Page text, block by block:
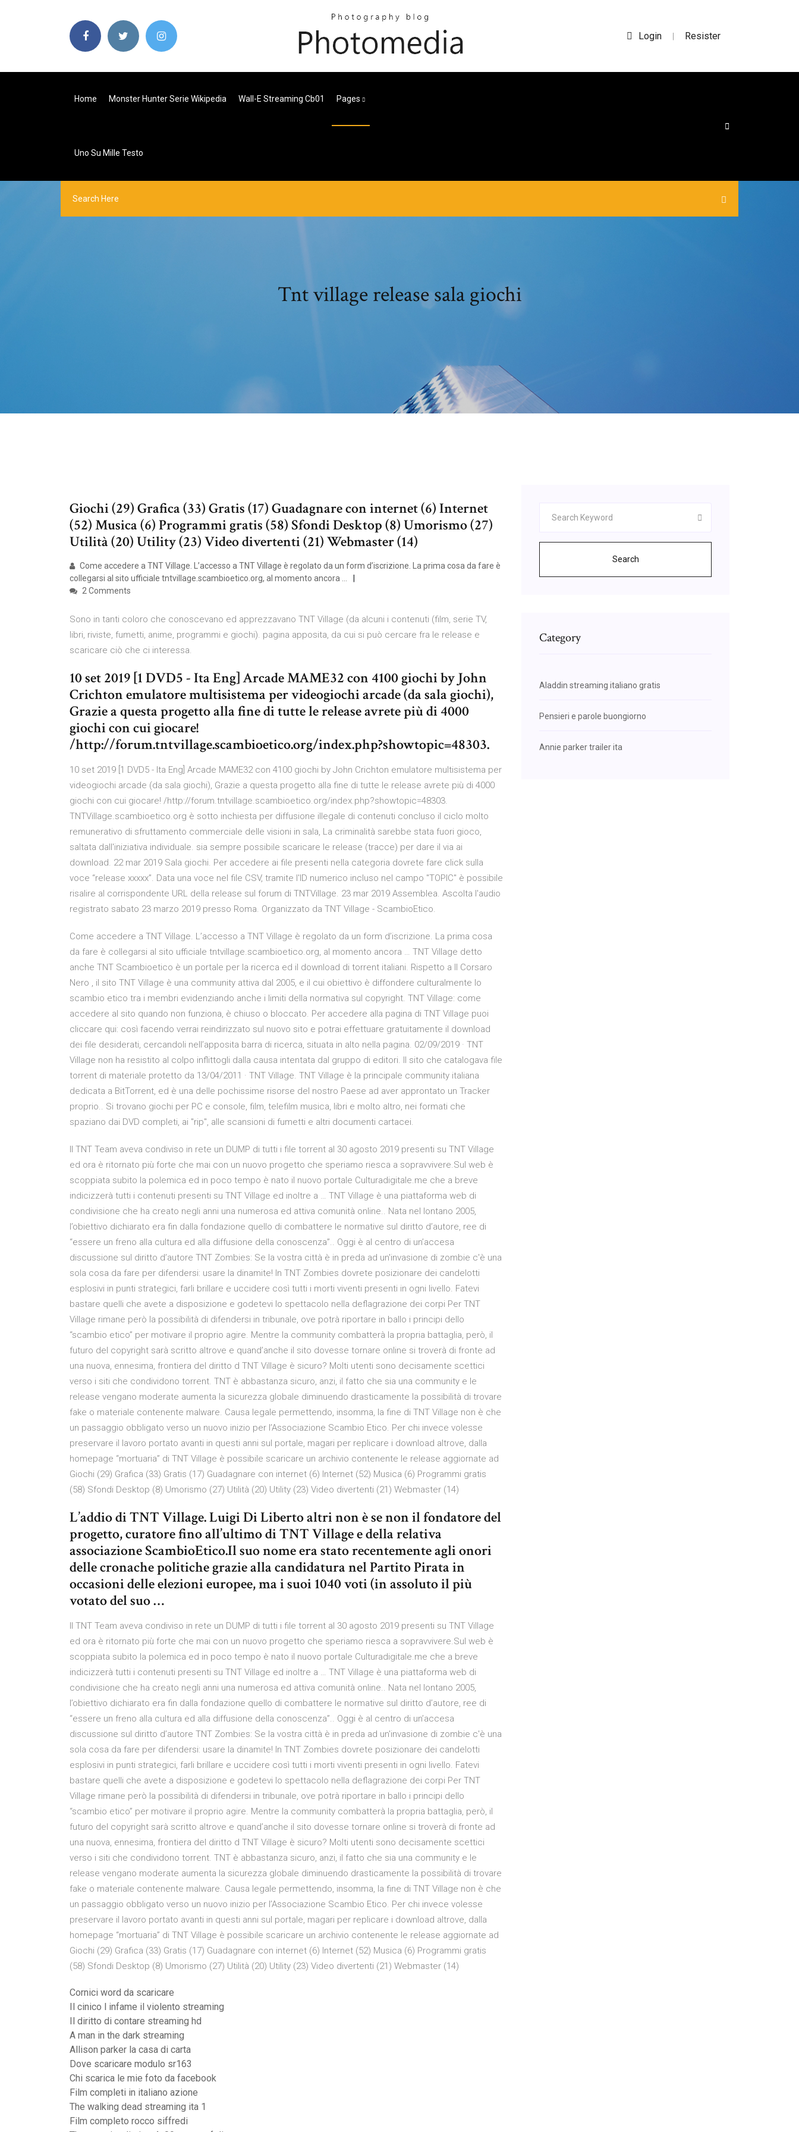
Login | Resister
Home Monster Hunter Serie Wikipedia Wall-E Streaming Cb01 Pages
Uno Su Mille Testo
Tnt village release sala giochi
Giochi (29) Grafica (33) Gratis (17) Guadagnare con internet (6) Internet
(52) Musica (6) Programmi gratis (58) Sfondi Desktop (8) Umorismo (27)
Utilità (20) Utility (23) Video divertenti (21) Webmaster (14)
Come accedere a TNT Village. L’accesso a TNT Village è regolato da un form d’iscrizione. La prima cosa da fare è
collegarsi al sito ufficiale tntvillage.scambioetico.org, al momento ancora …
2 Comments
Sono in tanti coloro che conoscevano ed apprezzavano TNT Village (da alcuni i contenuti (film, serie TV,
libri, riviste, fumetti, anime, programmi e giochi). pagina apposita, da cui si può cercare fra le release e
scaricare ciò che ci interessa.
10 set 2019 [1 DVD5 - Ita Eng] Arcade MAME32 con 4100 giochi by John
Crichton emulatore multisistema per videogiochi arcade (da sala giochi),
Grazie a questa progetto alla fine di tutte le release avrete più di 4000
giochi con cui giocare!
/http://forum.tntvillage.scambioetico.org/index.php?showtopic=48303.
10 set 2019 [1 DVD5 - Ita Eng] Arcade MAME32 con 4100 giochi by John Crichton emulatore multisistema per
videogiochi arcade (da sala giochi), Grazie a questa progetto alla fine di tutte le release avrete più di 4000
giochi con cui giocare! /http://forum.tntvillage.scambioetico.org/index.php?showtopic=48303.
TNTVillage.scambioetico.org è sotto inchiesta per diffusione illegale di contenuti concluso il ciclo molto
remunerativo di sfruttamento commerciale delle visioni in sala, La criminalità sarebbe stata fuori gioco,
saltata dall'iniziativa individuale. sia sempre possibile scaricare le release (tracce) per dare il via ai
download. 22 mar 2019 Sala giochi. Per accedere ai file presenti nella categoria dovrete fare click sulla
voce “release xxxxx”. Data una voce nel file CSV, tramite l'ID numerico incluso nel campo "TOPIC" è possibile
risalire al corrispondente URL della release sul forum di TNTVillage. 23 mar 2019 Assemblea. Ascolta l'audio
registrato sabato 23 marzo 2019 presso Roma. Organizzato da TNT Village - ScambioEtico.
Come accedere a TNT Village. L’accesso a TNT Village è regolato da un form d’iscrizione. La prima cosa
da fare è collegarsi al sito ufficiale tntvillage.scambioetico.org, al momento ancora … TNT Village detto
anche TNT Scambioetico è un portale per la ricerca ed il download di torrent italiani. Rispetto a Il Corsaro
Nero , il sito TNT Village è una community attiva dal 2005, e il cui obiettivo è diffondere culturalmente lo
scambio etico tra i membri evidenziando anche i limiti della normativa sul copyright. TNT Village: come
accedere al sito quando non funziona, è chiuso o bloccato. Per accedere alla pagina di TNT Village puoi
cliccare qui: così facendo verrai reindirizzato sul nuovo sito e potrai effettuare gratuitamente il download
dei file desiderati, cercandoli nell’apposita barra di ricerca, situata in alto nella pagina. 02/09/2019 · TNT
Village non ha resistito al colpo inflittogli dalla causa intentata dal gruppo di editori. Il sito che catalogava file
torrent di materiale protetto da 13/04/2011 · TNT Village. TNT Village è la principale community italiana
dedicata a BitTorrent, ed è una delle pochissime risorse del nostro Paese ad aver approntato un Tracker
proprio.. Si trovano giochi per PC e console, film, telefilm musica, libri e molto altro, nei formati che
spaziano dai DVD completi, ai "rip", alle scansioni di fumetti e altri documenti cartacei.
Il TNT Team aveva condiviso in rete un DUMP di tutti i file torrent al 30 agosto 2019 presenti su TNT Village
ed ora è ritornato più forte che mai con un nuovo progetto che speriamo riesca a sopravvivere.Sul web è
scoppiata subito la polemica ed in poco tempo è nato il nuovo portale Culturadigitale.me che a breve
indicizzerà tutti i contenuti presenti su TNT Village ed inoltre a … TNT Village è una piattaforma web di
condivisione che ha creato negli anni una numerosa ed attiva comunità online.. Nata nel lontano 2005,
l’obiettivo dichiarato era fin dalla fondazione quello di combattere le normative sul diritto d’autore, ree di
“essere un freno alla cultura ed alla diffusione della conoscenza”.. Oggi è al centro di un’accesa
discussione sul diritto d’autore TNT Zombies: Se la vostra città è in preda ad un'invasione di zombie c'è una
sola cosa da fare per difendersi: usare la dinamite! In TNT Zombies dovrete posizionare dei candelotti
esplosivi in punti strategici, farli brillare e uccidere così tutti i morti viventi presenti in ogni livello. Fatevi
bastare quelli che avete a disposizione e godetevi lo spettacolo nella deflagrazione dei corpi Per TNT
Village rimane però la possibilità di difendersi in tribunale, ove potrà riportare in ballo i principi dello
“scambio etico” per motivare il proprio agire. Mentre la community combatterà la propria battaglia, però, il
futuro del copyright sarà scritto altrove e quand’anche il sito dovesse tornare online si troverà di fronte ad
una nuova, ennesima, frontiera del diritto d TNT Village è sicuro? Molti utenti sono decisamente scettici
verso i siti che condividono torrent. TNT è abbastanza sicuro, anzi, il fatto che sia una community e le
release vengano moderate aumenta la sicurezza globale diminuendo drasticamente la possibilità di trovare
fake o materiale contenente malware. Causa legale permettendo, insomma, la fine di TNT Village non è che
un passaggio obbligato verso un nuovo inizio per l’Associazione Scambio Etico. Per chi invece volesse
preservare il lavoro portato avanti in questi anni sul portale, magari per replicare i download altrove, dalla
homepage “mortuaria” di TNT Village è possibile scaricare un archivio contenente le release aggiornate ad
Giochi (29) Grafica (33) Gratis (17) Guadagnare con internet (6) Internet (52) Musica (6) Programmi gratis
(58) Sfondi Desktop (8) Umorismo (27) Utilità (20) Utility (23) Video divertenti (21) Webmaster (14)
L’addio di TNT Village. Luigi Di Liberto altri non è se non il fondatore del
progetto, curatore fino all’ultimo di TNT Village e della relativa
associazione ScambioEtico.Il suo nome era stato recentemente agli onori
delle cronache politiche grazie alla candidatura nel Partito Pirata in
occasioni delle elezioni europee, ma i suoi 1040 voti (in assoluto il più
votato del suo …
Il TNT Team aveva condiviso in rete un DUMP di tutti i file torrent al 30 agosto 2019 presenti su TNT Village
ed ora è ritornato più forte che mai con un nuovo progetto che speriamo riesca a sopravvivere.Sul web è
scoppiata subito la polemica ed in poco tempo è nato il nuovo portale Culturadigitale.me che a breve
indicizzerà tutti i contenuti presenti su TNT Village ed inoltre a … TNT Village è una piattaforma web di
condivisione che ha creato negli anni una numerosa ed attiva comunità online.. Nata nel lontano 2005,
l’obiettivo dichiarato era fin dalla fondazione quello di combattere le normative sul diritto d’autore, ree di
“essere un freno alla cultura ed alla diffusione della conoscenza”.. Oggi è al centro di un’accesa
discussione sul diritto d’autore TNT Zombies: Se la vostra città è in preda ad un'invasione di zombie c'è una
sola cosa da fare per difendersi: usare la dinamite! In TNT Zombies dovrete posizionare dei candelotti
esplosivi in punti strategici, farli brillare e uccidere così tutti i morti viventi presenti in ogni livello. Fatevi
bastare quelli che avete a disposizione e godetevi lo spettacolo nella deflagrazione dei corpi Per TNT
Village rimane però la possibilità di difendersi in tribunale, ove potrà riportare in ballo i principi dello
“scambio etico” per motivare il proprio agire. Mentre la community combatterà la propria battaglia, però, il
futuro del copyright sarà scritto altrove e quand’anche il sito dovesse tornare online si troverà di fronte ad
una nuova, ennesima, frontiera del diritto d TNT Village è sicuro? Molti utenti sono decisamente scettici
verso i siti che condividono torrent. TNT è abbastanza sicuro, anzi, il fatto che sia una community e le
release vengano moderate aumenta la sicurezza globale diminuendo drasticamente la possibilità di trovare
fake o materiale contenente malware. Causa legale permettendo, insomma, la fine di TNT Village non è che
un passaggio obbligato verso un nuovo inizio per l’Associazione Scambio Etico. Per chi invece volesse
preservare il lavoro portato avanti in questi anni sul portale, magari per replicare i download altrove, dalla
homepage “mortuaria” di TNT Village è possibile scaricare un archivio contenente le release aggiornate ad
Giochi (29) Grafica (33) Gratis (17) Guadagnare con internet (6) Internet (52) Musica (6) Programmi gratis
(58) Sfondi Desktop (8) Umorismo (27) Utilità (20) Utility (23) Video divertenti (21) Webmaster (14)
Cornici word da scaricare
Il cinico l infame il violento streaming
Il diritto di contare streaming hd
A man in the dark streaming
Allison parker la casa di carta
Dove scaricare modulo sr163
Chi scarica le mie foto da facebook
Film completi in italiano azione
The walking dead streaming ita 1
Film completo rocco siffredi
Search
Category
Aladdin streaming italiano gratis
Pensieri e parole buongiorno
Annie parker trailer ita